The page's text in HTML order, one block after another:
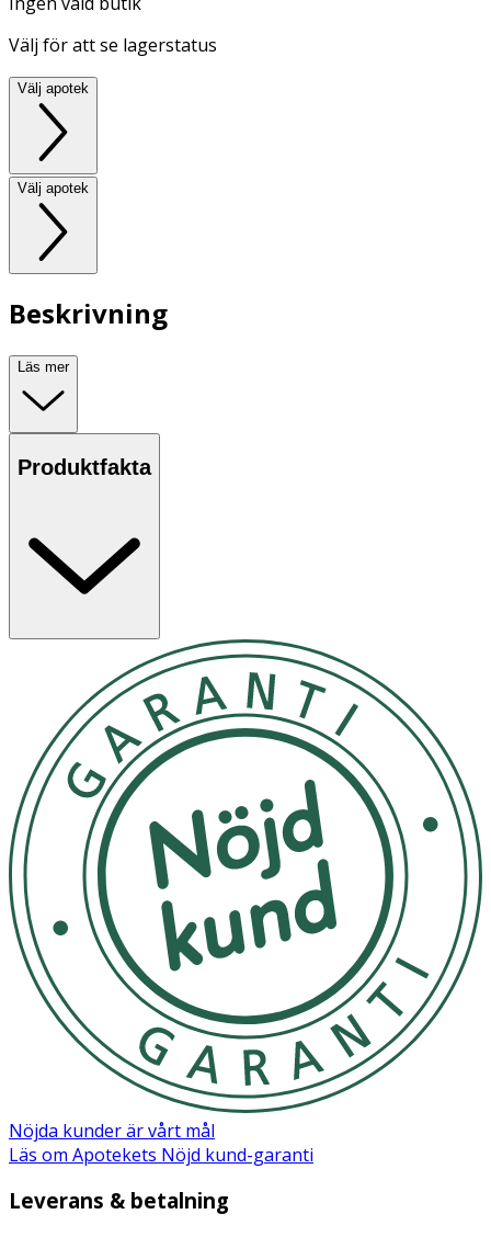
Välj för att se lagerstatus
Välj apotek
Välj apotek
Beskrivning
Läs mer
Produktfakta
Nöjda kunder är vårt mål
Läs om Apotekets Nöjd kund-garanti
Leverans & betalning